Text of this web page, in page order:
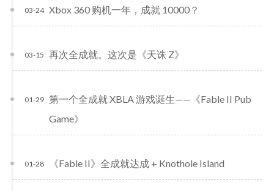
Xbox 360 购机一年，成就 10000？
03-24
再次全成就。这次是《天诛 Z》
03-15
第一个全成就 XBLA 游戏诞生——《Fable II Pub
Game》
01-29
《Fable II》全成就达成 + Knothole Island
01-28